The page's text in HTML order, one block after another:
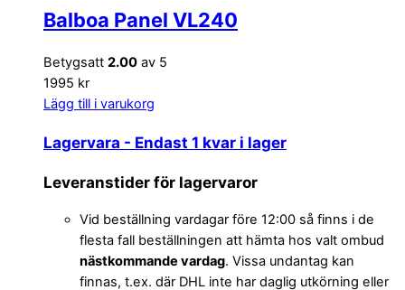
Balboa Panel VL240
Betygsatt 2.00 av 5
1995 kr
Lägg till i varukorg
Lagervara - Endast 1 kvar i lager
Leveranstider för lagervaror
Vid beställning vardagar före 12:00 så finns i de
flesta fall beställningen att hämta hos valt ombud
nästkommande vardag. Vissa undantag kan
finnas, t.ex. där DHL inte har daglig utkörning eller